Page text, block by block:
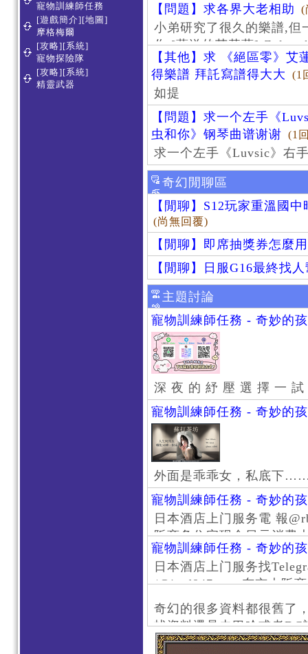
寵物訓練師任務
[遊戲簡介][地圖]
摩格梅爾
[攻略][系統]
寵物探險隊
[攻略][系統]
精靈武器
【問題】求各界大老相助
(
小弟研究了很久的樂譜,但
作 [葬送的芙莉蓮]-
【其他】求 《絕區零》艾
得樂譜 拜託寫譜得大大
(1
如提
【問題】求一个左手《
虫和你》钢琴曲谱谢谢 (1
求一个左手《Luvsic》右
奇幻閒聊區
【閒聊】S12玩家重溫國
(尚無回覆)
【閒聊】即席抽獎券怎麼
【閒聊】日服G16最終找
主題討論
寵物訓練師任務 - 奇妙的
深 夜 的 紓 壓 選 擇 一
寵物訓練師任務 - 奇妙的
外面是乖乖女，私底下
寵物訓練師任務 - 奇妙的
日本酒店上门服务電 報
阪商务住宅现金日元消费
京风俗 #大阪风俗 #东京
上门服务新宿风俗 #梅田
#日本萝莉 #大阪萝莉 #日
寵物訓練師任務 - 奇妙的
日本酒店上门服务找
/@jptd847utpp 东京大阪
京旅游 #大阪旅游 #东京
东京上门服务 #大阪上门
心斋桥风俗 #日本女孩 #
奇幻的很多資料都很舊了
找資料還是去巴哈或者
了。